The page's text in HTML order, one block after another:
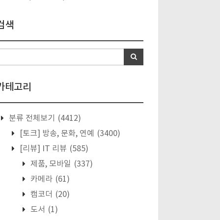
색
테고리
분류 전체보기
(4412)
[토크] 방송, 문화, 연예
(3400)
[리뷰] IT 리뷰 (585)
제품, 모바일 (337)
카메라 (61)
캠코더 (20)
도서 (1)